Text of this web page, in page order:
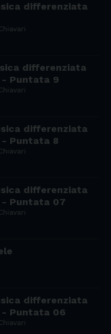
differenziata
differenziata
- Puntata 9
differenziata
Puntata 8
differenziata
- Puntata 07
differenziata
- Puntata 06